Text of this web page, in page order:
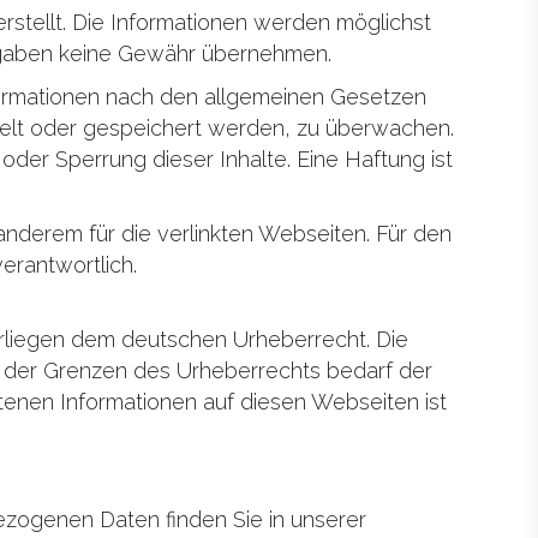
Die Informationen werden möglichst
keine Gewähr übernehmen.
nach den allgemeinen Gesetzen
oder gespeichert werden, zu überwachen.
Sperrung dieser Inhalte. Eine Haftung ist
für die verlinkten Webseiten. Für den
dem deutschen Urheberrecht. Die
Grenzen des Urheberrechts bedarf der
Informationen auf diesen Webseiten ist
Daten finden Sie in unserer